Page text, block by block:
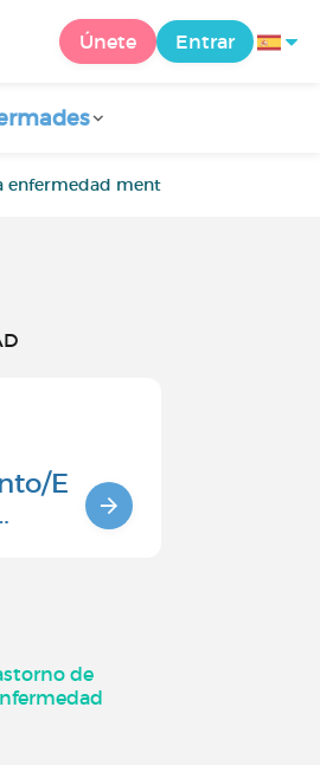
Únete Entrar
mental
E
de